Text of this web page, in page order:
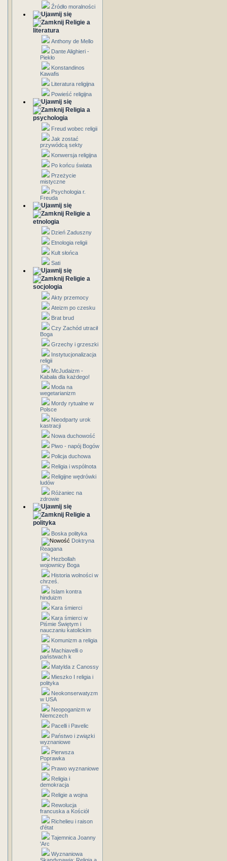
Źródło moralności
Religie a
literatura
Anthony de Mello
Dante Alighieri -
Piekło
Konstandinos
Kawafis
Literatura religijna
Powieść religijna
Religia a
psychologia
Freud wobec religii
Jak zostać
przywódcą sekty
Konwersja religijna
Po końcu świata
Przeżycie
mistyczne
Psychologia r.
Freuda
Religie a
etnologia
Dzień Zaduszny
Etnologia religii
Kult słońca
Sati
Religie a
socjologia
Akty przemocy
Ateizm po czesku
Brat brud
Czy Zachód utracił
Boga
Grzechy i grzeszki
Instytucjonalizacja
religii
McJudaizm -
Kabała dla każdego!
Moda na
wegetarianizm
Mordy rytualne w
Polsce
Nieodparty urok
kastracji
Nowa duchowość
Piwo - napój Bogów
Policja duchowa
Religia i wspólnota
Religijne wędrówki
ludów
Różaniec na
zdrowie
Religie a
polityka
Boska polityka
Doktryna
Reagana
Hezbollah
wojownicy Boga
Historia wolności w
chrześ.
Islam kontra
hinduizm
Kara śmierci
Kara śmierci w
Piśmie Świętym i
nauczaniu katolickim
Komunizm a religia
Machiavelli o
państwach k
Matylda z Canossy
Mieszko I religia i
polityka
Neokonserwatyzm
w USA
Neopoganizm w
Niemczech
Pacelli i Pavelic
Państwo i związki
wyznaniowe
Pierwsza
Poprawka
Prawo wyznaniowe
Religia i
demokracja
Religie a wojna
Rewolucja
francuska a Kościół
Richelieu i raison
d'état
Tajemnica Joanny
'Arc
Wyznaniowa